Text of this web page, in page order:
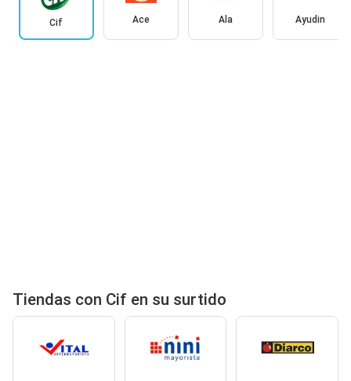
Cif Ace Ala Ayudin
Tiendas con Cif en su surtido